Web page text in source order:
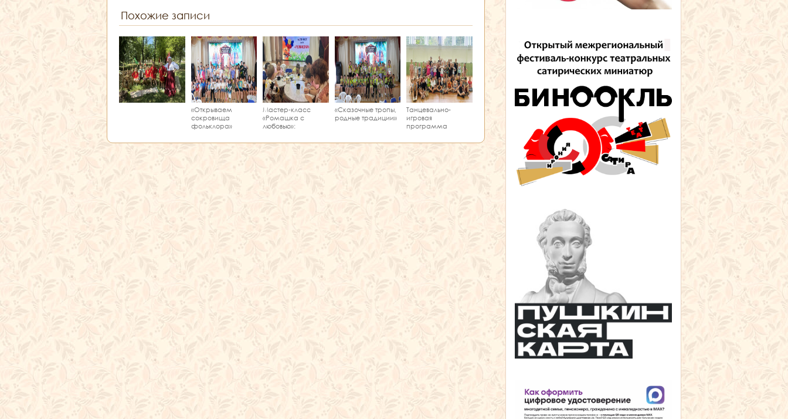
Похожие записи
«Открываем
сокровища
фольклора»
Мастер‑класс
«Ромашка с
любовью»:
краеведение в
одном занятии!
«Сказочные тропы,
родные традиции»
Танцевально-
игровая
программа